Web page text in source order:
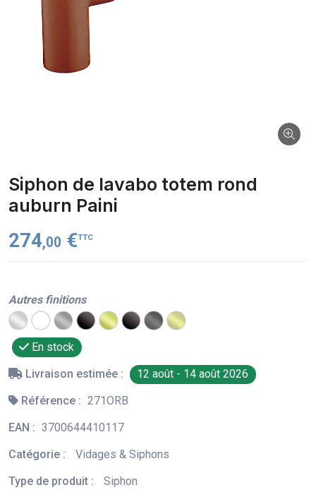
Siphon de lavabo totem rond
auburn Paini
274,00 €TTC
Autres finitions
En stock
Livraison estimée :
12 août - 14 août 2026
Référence : 271ORB
EAN : 3700644410117
Catégorie :
Vidages & Siphons
Type de produit :
Siphon